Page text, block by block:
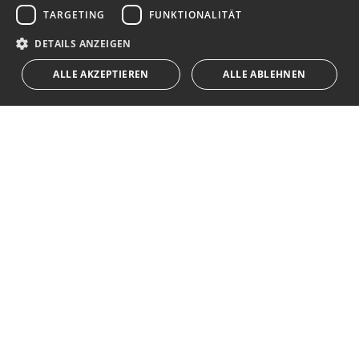
Erhalten Sie Nachrichten über Immobilien, aktuelle
Themen und Lifestyle in Marbella
Abonnieren
Ich akzeptiere dieDatenschutzrichtlinie
TARGETING FUNKTIONALITÄT
DETAILS ANZEIGEN
ALLE AKZEPTIEREN ALLE ABLEHNEN